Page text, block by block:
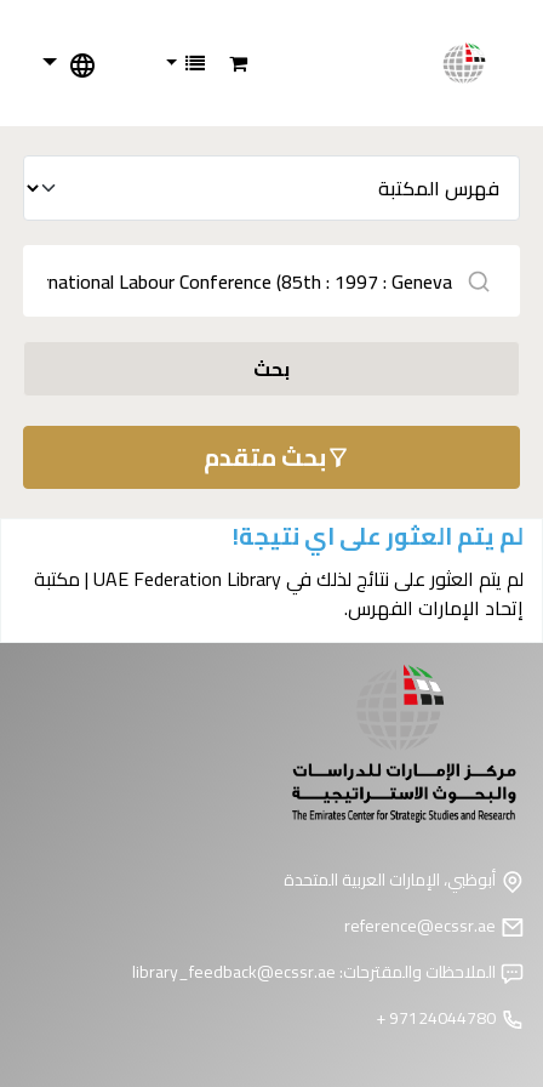
بحث
بحث متقدم
لم يتم العثور على اي نتيجة!
لم يتم العثور على نتائج لذلك في UAE Federation Library | مكتبة
إتحاد الإمارات الفهرس.
أبوظبي، الإمارات العربية المتحدة
الملاحظات والمقترحات:library_feedback@ecssr.ae